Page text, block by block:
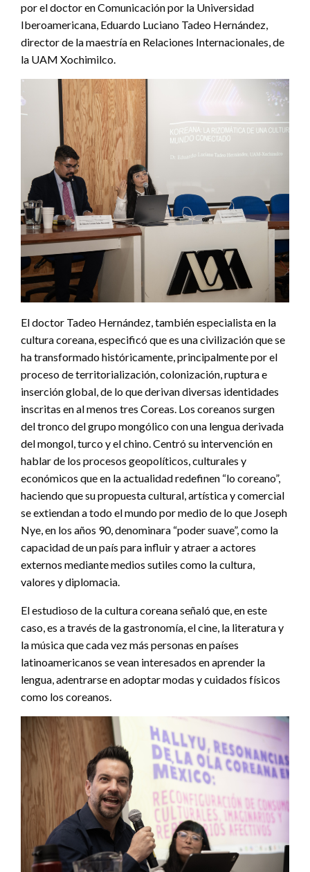
por el doctor en Comunicación por la Universidad
Iberoamericana, Eduardo Luciano Tadeo Hernández,
director de la maestría en Relaciones Internacionales, de
la UAM Xochimilco.
El doctor Tadeo Hernández, también especialista en la
cultura coreana, especificó que es una civilización que se
ha transformado históricamente, principalmente por el
proceso de territorialización, colonización, ruptura e
inserción global, de lo que derivan diversas identidades
inscritas en al menos tres Coreas. Los coreanos surgen
del tronco del grupo mongólico con una lengua derivada
del mongol, turco y el chino. Centró su intervención en
hablar de los procesos geopolíticos, culturales y
económicos que en la actualidad redefinen “lo coreano”,
haciendo que su propuesta cultural, artística y comercial
se extiendan a todo el mundo por medio de lo que Joseph
Nye, en los años 90, denominara “poder suave”, como la
capacidad de un país para influir y atraer a actores
externos mediante medios sutiles como la cultura,
valores y diplomacia.
El estudioso de la cultura coreana señaló que, en este
caso, es a través de la gastronomía, el cine, la literatura y
la música que cada vez más personas en países
latinoamericanos se vean interesados en aprender la
lengua, adentrarse en adoptar modas y cuidados físicos
como los coreanos.